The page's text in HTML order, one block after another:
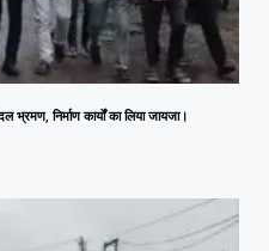
निर्माण कार्यों का लिया जायजा।